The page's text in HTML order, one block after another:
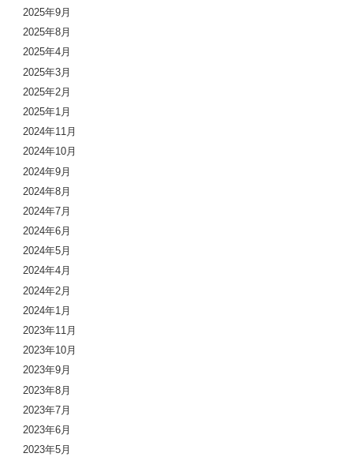
2025年9月
2025年8月
2025年4月
2025年3月
2025年2月
2025年1月
2024年11月
2024年10月
2024年9月
2024年8月
2024年7月
2024年6月
2024年5月
2024年4月
2024年2月
2024年1月
2023年11月
2023年10月
2023年9月
2023年8月
2023年7月
2023年6月
2023年5月